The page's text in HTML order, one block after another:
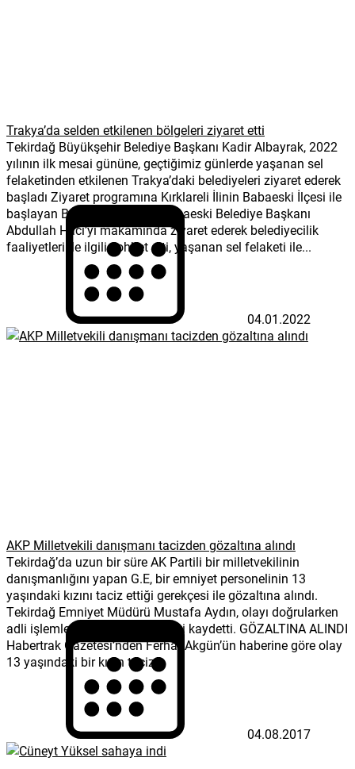
Trakya’da selden etkilenen bölgeleri ziyaret etti
Tekirdağ Büyükşehir Belediye Başkanı Kadir Albayrak, 2022
yılının ilk mesai gününe, geçtiğimiz günlerde yaşanan sel
felaketinden etkilenen Trakya’daki belediyeleri ziyaret ederek
başladı Ziyaret programına Kırklareli İlinin Babaeski İlçesi ile
başlayan Başkan Albayrak, Babaeski Belediye Başkanı
Abdullah Hacı’yı makamında ziyaret ederek belediyecilik
faaliyetleri ile ilgili sohbet etti, yaşanan sel felaketi ile...
04.01.2022
AKP Milletvekili danışmanı tacizden gözaltına alındı
Tekirdağ’da uzun bir süre AK Partili bir milletvekilinin
danışmanlığını yapan G.E, bir emniyet personelinin 13
yaşındaki kızını taciz ettiği gerekçesi ile gözaltına alındı.
Tekirdağ Emniyet Müdürü Mustafa Aydın, olayı doğrularken
adli işlemlerin ise devam ettiğini kaydetti. GÖZALTINA ALINDI
Habertrak Gazetesi’nden Ferhat Akgün’ün haberine göre olay
13 yaşındaki bir kızın taciz...
04.08.2017